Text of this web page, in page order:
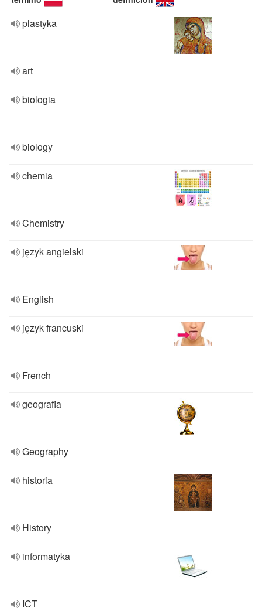
plastyka
art
biologia
biology
chemia
Chemistry
język angielski
English
język francuski
French
geografia
Geography
historia
History
informatyka
ICT